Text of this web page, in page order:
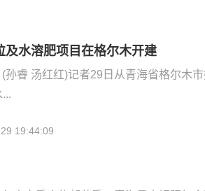
及水溶肥项目在格尔木开建
孙睿 汤红红)记者29日从青海省格尔木
19:44:09